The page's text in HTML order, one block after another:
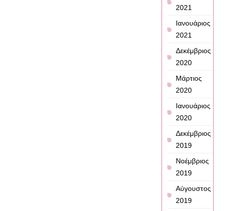
2021
Ιανουάριος
2021
Δεκέμβριος
2020
Μάρτιος
2020
Ιανουάριος
2020
Δεκέμβριος
2019
Νοέμβριος
2019
Αύγουστος
2019